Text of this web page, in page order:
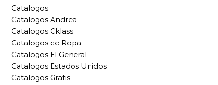
Catalogos
Catalogos Andrea
Catalogos Cklass
Catalogos de Ropa
Catalogos El General
Catalogos Estados Unidos
Catalogos Gratis